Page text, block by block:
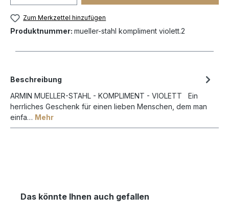
Zum Merkzettel hinzufügen
Produktnummer: mueller-stahl kompliment violett.2
Beschreibung
ARMIN MUELLER-STAHL - KOMPLIMENT - VIOLETT Ein
herrliches Geschenk für einen lieben Menschen, dem man
einfa… Mehr
Das könnte Ihnen auch gefallen